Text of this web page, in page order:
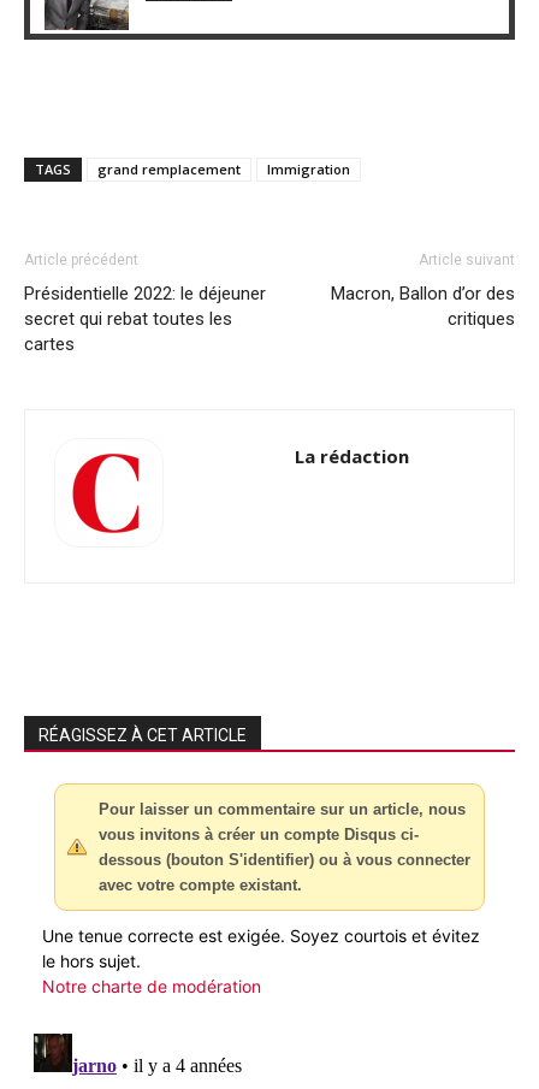
TAGS grand remplacement Immigration
Article précédent
Présidentielle 2022: le déjeuner
secret qui rebat toutes les
cartes
Article suivant
Macron, Ballon d’or des
critiques
La rédaction
RÉAGISSEZ À CET ARTICLE
Pour laisser un commentaire sur un article, nous
vous invitons à créer un compte Disqus ci-
dessous (bouton S'identifier) ou à vous connecter
avec votre compte existant.
Une tenue correcte est exigée. Soyez courtois et évitez
le hors sujet.
Notre charte de modération